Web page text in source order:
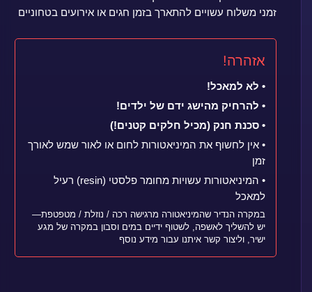
זמני משלוח עשויים להתארך בזמן חגים או אירועים בטחוניים
אזהרה!
• לא למאכל!
• להרחיק מהישג ידם של ילדים!
• סכנת חנק (מכיל חלקים קטנים!)
• אין לחשוף את המיניאטורות לחום או לאור שמש לאורך
זמן
• המיניאטורות עשויות מחומר פלסטי (resin) רעיל
למאכל
במקרה הנדיר שהמיניאטורה מרגישה רכה / נוזלת / מטפטפת—
יש להשליך לאשפה, לשטוף ידיים במים וסבון במקרה של מגע
ישיר, וליצור קשר איתנו עבור מידע נוסף